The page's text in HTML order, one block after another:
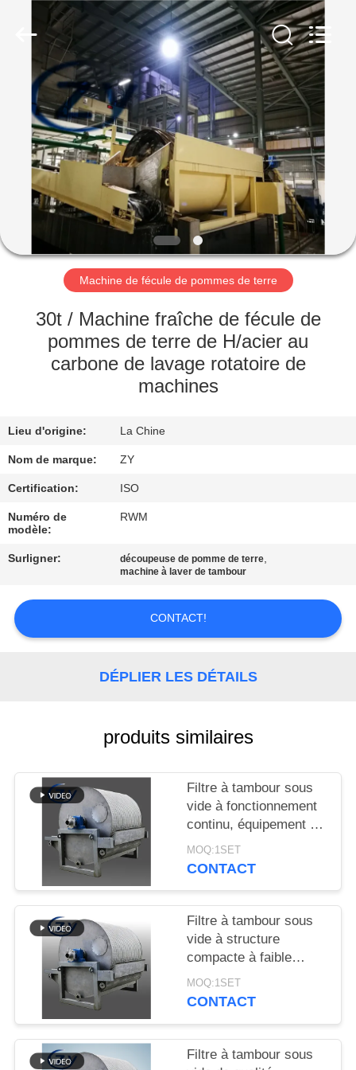
MAISON
PRODUITS
AU
SUJET
DES
USA
VISITE
D'USINE
QUALITÉ
CONTACTEZ-
NOUS
NOUVELLES
DEMANDEZ
UNE
CITATION
SITE
PRIVACY
POLICY
Engineering
Reserved.
Machine de fécule de pommes de terre
30t / Machine fraîche de fécule de
pommes de terre de H/acier au
carbone de lavage rotatoire de
machines
Lieu d'origine: La Chine
Nom de marque: ZY
Certification: ISO
Numéro de
modèle:
RWM
Surligner: découpeuse de pomme de terre,
machine à laver de tambour
CONTACT!
DÉPLIER LES DÉTAILS
produits similaires
Filtre à tambour sous
vide à fonctionnement
continu, équipement de
déshydratation à
fonctionnement stable
MOQ:1SET
CONTACT
Filtre à tambour sous
vide à structure
compacte à faible
consommation
d'énergie et en acier
l'amidon
MOQ:1SET
CONTACT
Filtre à tambour sous